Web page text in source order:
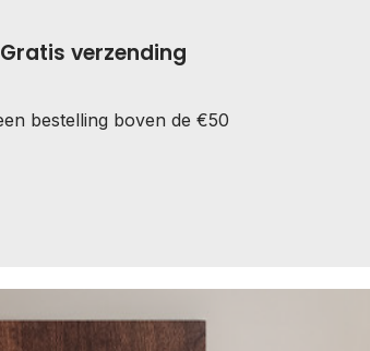
Gratis verzending
bestelling boven de €50